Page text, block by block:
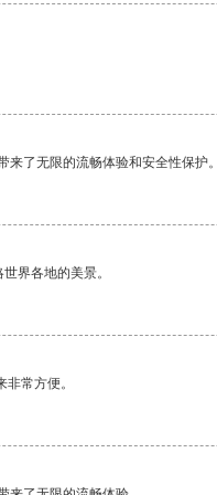
来了无限的流畅体验和安全性保护
界各地的美景。
常方便。